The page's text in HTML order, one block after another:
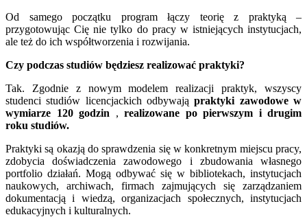
Od samego początku program łączy teorię z praktyką –
przygotowując Cię nie tylko do pracy w istniejących instytucjach,
ale też do ich współtworzenia i rozwijania.
Czy podczas studiów będziesz realizować praktyki?
Tak. Zgodnie z nowym modelem realizacji praktyk, wszyscy
studenci studiów licencjackich odbywająpraktyki zawodowe w
wymiarze 120 godzin , realizowane po pierwszym i drugim
roku studiów.
Praktyki są okazją do sprawdzenia się w konkretnym miejscu pracy,
zdobycia doświadczenia zawodowego i zbudowania własnego
portfolio działań. Mogą odbywać się w bibliotekach, instytucjach
naukowych, archiwach, firmach zajmujących się zarządzaniem
dokumentacją i wiedzą, organizacjach społecznych, instytucjach
edukacyjnych i kulturalnych.